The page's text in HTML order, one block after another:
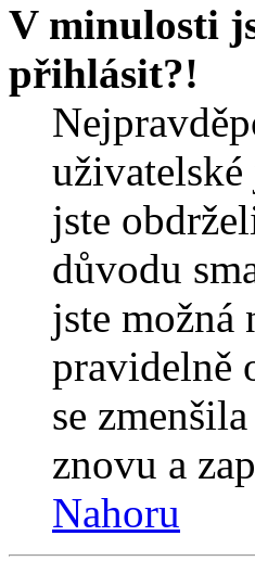
V minulosti
přihlásit?!
jste
důvodu
jste možná
pravidelně
se
znovu a
Nahoru